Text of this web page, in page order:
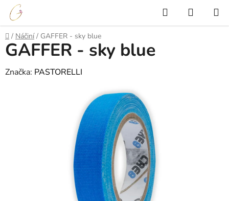
Přejít
obsah
Hledat
KOŠÍK
Domů
/ Náčiní / GAFFER - sky blue
GAFFER - sky blue
Značka: PASTORELLI